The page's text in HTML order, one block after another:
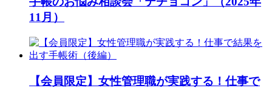
11月）
【会員限定】女性管理職が実践する！仕事で